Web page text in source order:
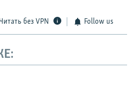
без VPN Follow us